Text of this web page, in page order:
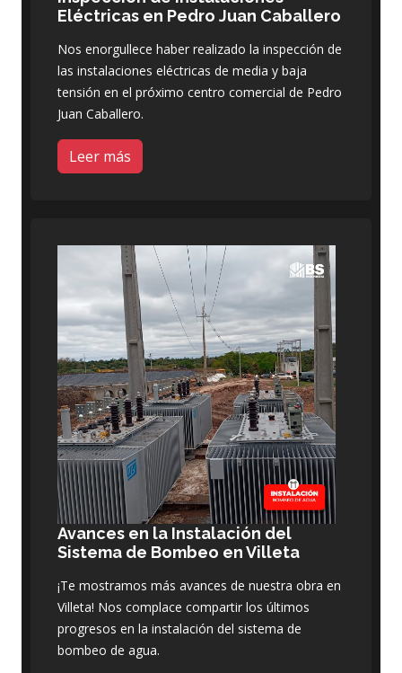
Eléctricas en Pedro Juan Caballero
Nos enorgullece haber realizado la inspección de
las instalaciones eléctricas de media y baja
tensión en el próximo centro comercial de Pedro
Juan Caballero.
Leer más
Avances en la Instalación del
Sistema de Bombeo en Villeta
¡Te mostramos más avances de nuestra obra en
Villeta! Nos complace compartir los últimos
progresos en la instalación del sistema de
bombeo de agua.